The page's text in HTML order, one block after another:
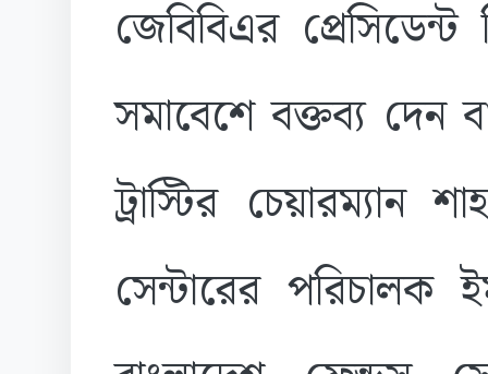
জেবিবিএর
সমাবেশে বক্তব্য দেন
ট্রাস্টির চেয়ারম্যান
সেন্টারের পরিচালক